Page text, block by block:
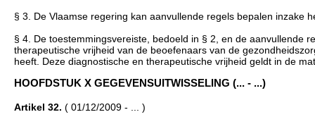
§ 3. De Vlaamse regering kan aanvullende regels bepalen inzake
§ 4. De toestemmingsvereiste, bedoeld in § 2, en de aanvullende
therapeutische vrijheid van de beoefenaars van de
heeft. Deze diagnostische en therapeutische vrijheid geldt in de
HOOFDSTUK X GEGEVENSUITWISSELING (... - ...)
Artikel 32. ( 01/12/2009 - ... )